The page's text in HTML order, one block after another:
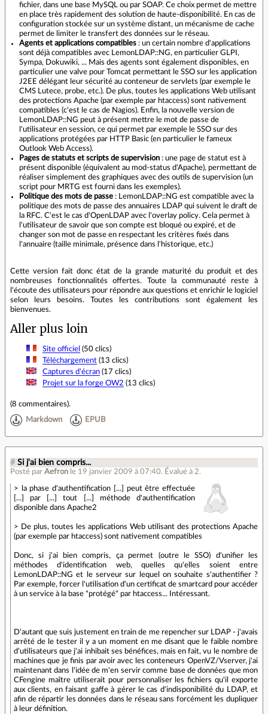
fichier, dans une base MySQL ou par SOAP. Ce choix permet de mettre
en place très rapidement des solution de haute-disponibilité. En cas de
configuration stockée sur un système distant, un mécanisme de cache
permet de limiter le transfert des données sur le réseau.
Agents et applications compatibles : un certain nombre d'applications
sont déjà compatibles avec LemonLDAP::NG, en particulier GLPI,
Sympa, Dokuwiki, ... Mais des agents sont également disponibles, en
particulier une valve pour Tomcat permettant le SSO sur les application
J2EE délégant leur sécurité au conteneur de servlets (par exemple le
CMS Lutece, probe, etc.). De plus, toutes les applications Web utilisant
des protections Apache (par exemple par htaccess) sont nativement
compatibles (c'est le cas de Nagios). Enfin, la nouvelle version de
LemonLDAP::NG peut à présent mettre le mot de passe de
l'utilisateur en session, ce qui permet par exemple le SSO sur des
applications protégées par HTTP Basic (en particulier le fameux
Outlook Web Access).
Pages de statuts et scripts de supervision : une page de statut est à
présent disponible (équivalent au mod-status d'Apache), permettant de
réaliser simplement des graphiques avec des outils de supervision (un
script pour MRTG est fourni dans les exemples).
Politique des mots de passe : LemonLDAP::NG est compatible avec la
politique des mots de passe des annuaires LDAP qui suivent le draft de
la RFC. C'est le cas d'OpenLDAP avec l'overlay policy. Cela permet à
l'utilisateur de savoir que son compte est bloqué ou expiré, et de
changer son mot de passe en respectant les critères fixés dans
l'annuaire (taille minimale, présence dans l'historique, etc.)
Cette version fait donc état de la grande maturité du produit et des
nombreuses fonctionnalités offertes. Toute la communauté reste à
l'écoute des utilisateurs pour répondre aux questions et enrichir le logiciel
selon leurs besoins. Toutes les contributions sont également les
bienvenues.
Aller plus loin
Site officiel (50 clics)
Téléchargement(13 clics)
Captures d'écran(17 clics)
Projet sur la forge OW2 (13 clics)
(8 commentaires).
Markdown EPUB
# Si j'ai bien compris...
Posté par Aefron le 19 janvier 2009 à 07:40. Évalué à 2.
> la phase d'authentification [...] peut être effectuée
[...] par [...] tout [...] méthode d'authentification
disponible dans Apache2
> De plus, toutes les applications Web utilisant des protections Apache
(par exemple par htaccess) sont nativement compatibles
Donc, si j'ai bien compris, ça permet (outre le SSO) d'unifier les
méthodes d'identification web, quelles qu'elles soient entre
LemonLDAP::NG et le serveur sur lequel on souhaite s'authentifier ?
Par exemple, forcer l'utilisation d'un certificat de smartcard pour accéder
à un service à la base "protégé" par htaccess... Intéressant.
D'autant que suis justement en train de me repencher sur LDAP - j'avais
arrêté de le tester il y a un moment en me disant que le faible nombre
d'utilisateurs que j'ai inhibait ses bénéfices, mais en fait, vu le nombre de
machines que je finis par avoir avec les conteneurs OpenVZ/Vserver, j'ai
maintenant dans l'idée de m'en servir comme base de données que mon
CFengine maître utiliserait pour personnaliser les fichiers qu'il exporte
aux clients, en faisant gaffe à gérer le cas d'indisponibilité du LDAP, et
afin de répartir les données dans le réseau sans forcément les dupliquer
à leur définition.